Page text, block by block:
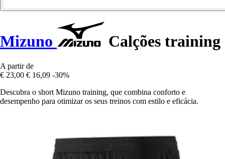
Mizuno Calções training
A partir de
€ 23,00 € 16,09 -30%
Descubra o short Mizuno training, que combina conforto e
desempenho para otimizar os seus treinos com estilo e eficácia.